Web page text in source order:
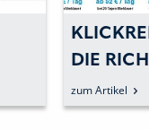
DIE
FÜR
zum Artikel